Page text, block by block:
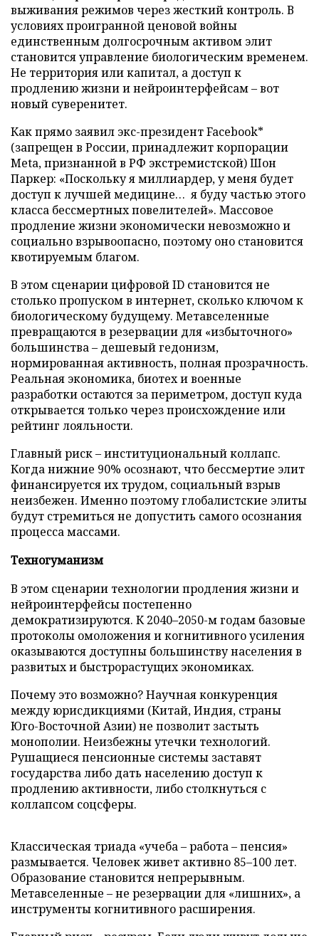
выживания режимов через жесткий контроль. В
условиях проигранной ценовой войны
единственным долгосрочным активом элит
становится управление биологическим временем.
Не территория или капитал, а доступ к
продлению жизни и нейроинтерфейсам – вот
новый суверенитет.
Как прямо заявил экс-президент Facebook*
(запрещен в России, принадлежит корпорации
Meta, признанной в РФ экстремистской) Шон
Паркер: «Поскольку я миллиардер, у меня будет
доступ к лучшей медицине… я буду частью этого
класса бессмертных повелителей». Массовое
продление жизни экономически невозможно и
социально взрывоопасно, поэтому оно становится
квотируемым благом.
В этом сценарии цифровой ID становится не
столько пропуском в интернет, сколько ключом к
биологическому будущему. Метавселенные
превращаются в резервации для «избыточного»
большинства – дешевый гедонизм,
нормированная активность, полная прозрачность.
Реальная экономика, биотех и военные
разработки остаются за периметром, доступ куда
открывается только через происхождение или
рейтинг лояльности.
Главный риск – институциональный коллапс.
Когда нижние 90% осознают, что бессмертие элит
финансируется их трудом, социальный взрыв
неизбежен. Именно поэтому глобалистские элиты
будут стремиться не допустить самого осознания
процесса массами.
Техногуманизм
В этом сценарии технологии продления жизни и
нейроинтерфейсы постепенно
демократизируются. К 2040–2050-м годам базовые
протоколы омоложения и когнитивного усиления
оказываются доступны большинству населения в
развитых и быстрорастущих экономиках.
Почему это возможно? Научная конкуренция
между юрисдикциями (Китай, Индия, страны
Юго-Восточной Азии) не позволит застыть
монополии. Неизбежны утечки технологий.
Рушащиеся пенсионные системы заставят
государства либо дать населению доступ к
продлению активности, либо столкнуться с
коллапсом соцсферы.
Классическая триада «учеба – работа – пенсия»
размывается. Человек живет активно 85–100 лет.
Образование становится непрерывным.
Метавселенные – не резервации для «лишних», а
инструменты когнитивного расширения.